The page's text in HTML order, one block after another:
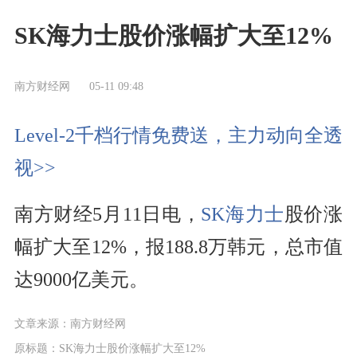
SK海力士股价涨幅扩大至12%
南方财经网 05-11 09:48
Level-2千档行情免费送，主力动向全透
视>>
南方财经5月11日电， SK海力士股价涨
幅扩大至12%，报188.8万韩元，总市值
达9000亿美元。
文章来源：南方财经网
原标题：SK海力士股价涨幅扩大至12%